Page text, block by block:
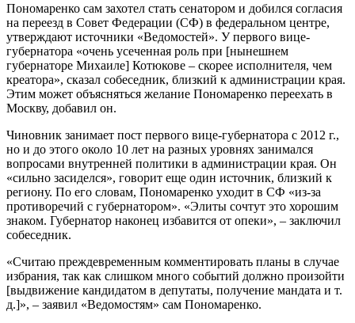
Пономаренко сам захотел стать сенатором и добился согласия
на переезд в Совет Федерации (СФ) в федеральном центре,
утверждают источники «Ведомостей». У первого вице-
губернатора «очень усеченная роль при [нынешнем
губернаторе Михаиле] Котюкове – скорее исполнителя, чем
креатора», сказал собеседник, близкий к администрации края.
Этим может объясняться желание Пономаренко переехать в
Москву, добавил он.
Чиновник занимает пост первого вице-губернатора с 2012 г.,
но и до этого около 10 лет на разных уровнях занимался
вопросами внутренней политики в администрации края. Он
«сильно засиделся», говорит еще один источник, близкий к
региону. По его словам, Пономаренко уходит в СФ «из-за
противоречий с губернатором». «Элиты сочтут это хорошим
знаком. Губернатор наконец избавится от опеки», – заключил
собеседник.
«Считаю преждевременным комментировать планы в случае
избрания, так как слишком много событий должно произойти
[выдвижение кандидатом в депутаты, получение мандата и т.
д.]», – заявил «Ведомостям» сам Пономаренко.